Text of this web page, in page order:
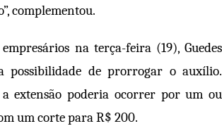
complementou.
na terça-feira (19), Guedes
possibilidade de prorrogar o auxílio.
a extensão poderia ocorrer por um ou
um corte para R$ 200.